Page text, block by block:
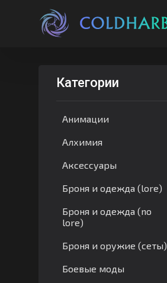
Категории
Анимации
Алхимия
Аксессуары
Броня и одежда (lore)
Броня и одежда (no
lore)
Броня и оружие (сеты)
Боевые моды